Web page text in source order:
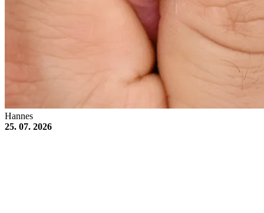
Hannes
25. 07. 2026